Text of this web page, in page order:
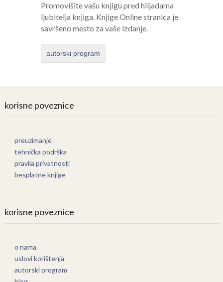
Promovišite vašu knjigu pred hiljadama
ljubitelja knjiga. Knjige Online stranica je
savršeno mesto za vaše izdanje.
autorski program
korisne poveznice
preuzimanje
tehnička podrška
pravila privatnosti
besplatne knjige
korisne poveznice
o nama
uslovi korištenja
autorski program